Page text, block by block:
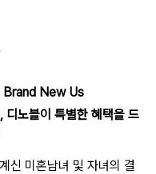
Brand New Us
디노블이 특별한 혜택을 드
신 미혼남녀 및 자녀의 결